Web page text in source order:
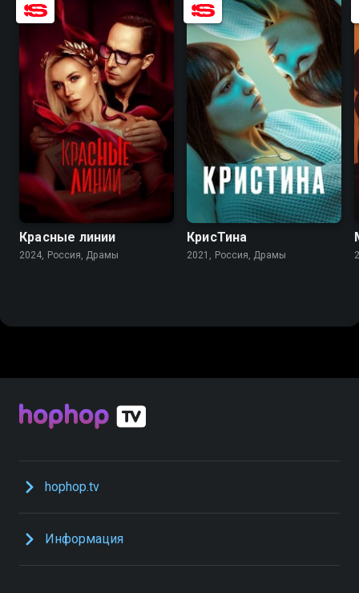
6.6 5.5
Красные линии
2024, Россия, Драмы
6.3 7.4
КрисТина
2021, Россия, Драмы
hophop.tv
Информация